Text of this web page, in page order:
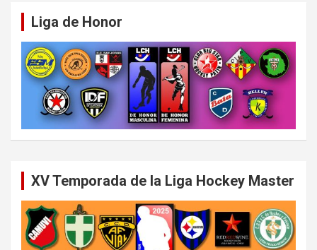
Liga de Honor
XV Temporada de la Liga Hockey Master